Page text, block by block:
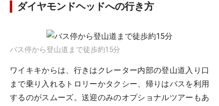
ダイヤモンドヘッドへの行き方
バス停から登山道まで徒歩約15分
ワイキキからは、行きはクレーター内部の登山道入り口
まで乗り入れるトロリーかタクシー、帰りはバスを利用
するのがスムーズ。送迎のみのオプショナルツアーもあ